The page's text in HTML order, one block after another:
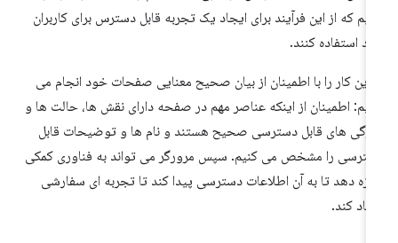
که از این فرآیند برای ایجاد یک تجربه قابل دسترس برای کاربران
استفاده کنند.
این کار را با اطمینان از بیان صحیح معنایی صفحات خود انجام می
اطمینان از اینکه عناصر مهم در صفحه دارای نقش ها، حالت ها و
های قابل دسترسی صحیح هستند و نام ها و توضیحات قابل
را مشخص می کنیم. سپس مرورگر می تواند به فناوری کمکی
دهد تا به آن اطلاعات دسترسی پیدا کند تا تجربه ای سفارشی
کند.